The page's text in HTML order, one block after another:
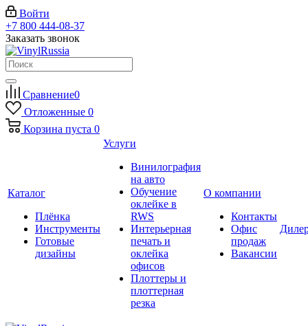
Войти
+7 800 444-08-37
Заказать звонок
Сравнение0
Отложенные 0
Корзина пуста 0
Каталог
Плёнка
Инструменты
Готовые
дизайны
Услуги
Винилография
на авто
Обучение
оклейке в
RWS
Интерьерная
печать и
оклейка
офисов
Плоттеры и
плоттерная
резка
О компании
Контакты
Офис
продаж
Вакансии